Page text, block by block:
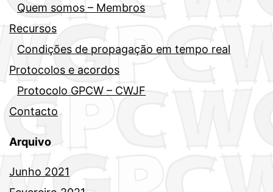
Quem somos – Membros
Recursos
Condições de propagação em tempo real
Protocolos e acordos
Protocolo GPCW – CWJF
Contacto
Arquivo
Junho 2021